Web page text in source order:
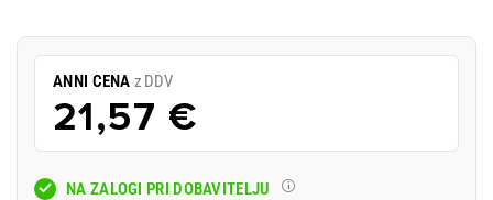
ANNI CENA z DDV
21,57 €
NA ZALOGI PRI DOBAVITELJU